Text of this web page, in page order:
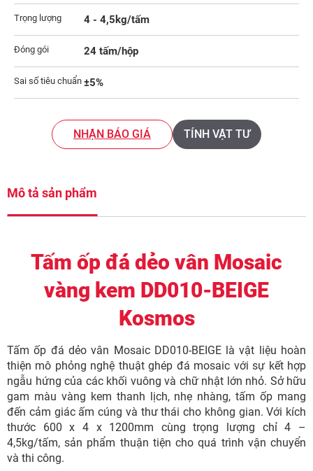
Trọng lượng 4 - 4,5kg/tấm
Đóng gói 24 tấm/hộp
Sai số tiêu chuẩn ±5%
NHẬN BÁO GIÁ TÍNH VẬT TƯ
Mô tả sản phẩm
Tấm ốp đá dẻo vân Mosaic
vàng kem DD010-BEIGE
Kosmos
Tấm ốp đá dẻo vân Mosaic DD010-BEIGE là vật liệu hoàn
thiện mô phỏng nghệ thuật ghép đá mosaic với sự kết hợp
ngẫu hứng của các khối vuông và chữ nhật lớn nhỏ. Sở hữu
gam màu vàng kem thanh lịch, nhẹ nhàng, tấm ốp mang
đến cảm giác ấm cúng và thư thái cho không gian. Với kích
thước 600 x 4 x 1200mm cùng trọng lượng chỉ 4 –
4,5kg/tấm, sản phẩm thuận tiện cho quá trình vận chuyển
và thi công.